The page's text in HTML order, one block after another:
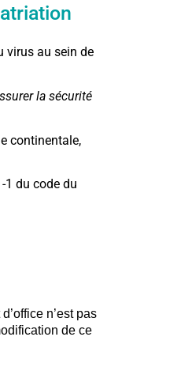
virus au sein de
la sécurité
continentale,
1 du code du
n’est pas
de ce